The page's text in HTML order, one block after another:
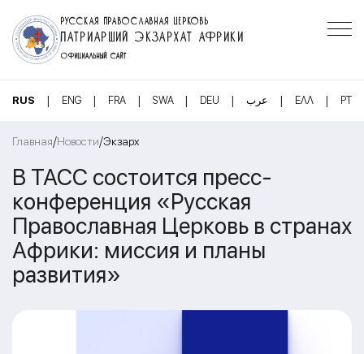
РУССКАЯ ПРАВОСЛАВНАЯ ЦЕРКОВЬ
ПАТРИАРШИЙ ЭКЗАРХАТ АФРИКИ
ОФИЦИАЛЬНЫЙ САЙТ
RUS | ENG | FRA | SWA | DEU | عرب | ΕΛΛ | PT
Главная/Новости/Экзарх
В ТАСС состоится пресс-
конференция «Русская
Православная Церковь в странах
Африки: миссия и планы
развития»